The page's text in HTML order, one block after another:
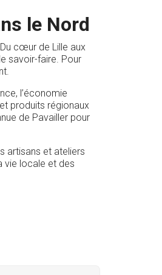
le Nord
cœur de Lille aux
savoir-faire. Pour
l’économie
produits régionaux
de Pavailler pour
artisans et ateliers
vie locale et des